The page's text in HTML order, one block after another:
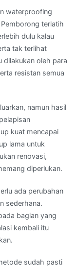
waterproofing
terlatih
dulu kalau
tak terlihat
dilakukan oleh para
resistan semua
namun hasil
kuat mencapai
lama untuk
renovasi,
diperlukan.
ada perubahan
sederhana.
bagian yang
kembali itu
sudah pasti